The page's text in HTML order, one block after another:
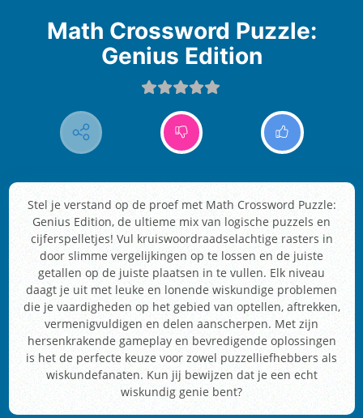
Math Crossword Puzzle:
Genius Edition
Stel je verstand op de proef met Math Crossword Puzzle:
Genius Edition, de ultieme mix van logische puzzels en
cijferspelletjes! Vul kruiswoordraadselachtige rasters in
door slimme vergelijkingen op te lossen en de juiste
getallen op de juiste plaatsen in te vullen. Elk niveau
daagt je uit met leuke en lonende wiskundige problemen
die je vaardigheden op het gebied van optellen, aftrekken,
vermenigvuldigen en delen aanscherpen. Met zijn
hersenkrakende gameplay en bevredigende oplossingen
is het de perfecte keuze voor zowel puzzelliefhebbers als
wiskundefanaten. Kun jij bewijzen dat je een echt
wiskundig genie bent?